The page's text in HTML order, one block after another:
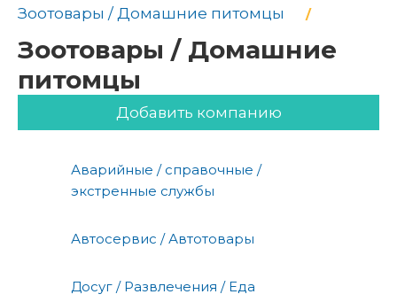
Зоотовары / Домашние питомцы
Зоотовары / Домашние
питомцы
Добавить компанию
Аварийные / справочные /
экстренные службы
Автосервис / Автотовары
Досуг / Развлечения / Еда